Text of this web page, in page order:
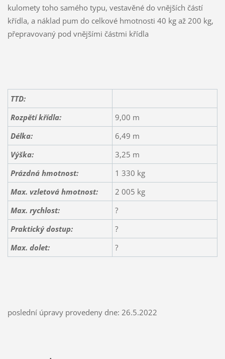
kulomety toho samého typu, vestavěné do vnějších částí
křídla, a náklad pum do celkové hmotnosti 40 kg až 200 kg,
přepravovaný pod vnějšími částmi křídla
TTD:
Rozpětí křídla:
9,00 m
Délka:
6,49 m
Výška:
3,25 m
Prázdná hmotnost:
1 330 kg
Max. vzletová hmotnost:
2 005 kg
Max. rychlost:
?
Praktický dostup:
?
Max. dolet:
?
poslední úpravy provedeny dne: 26.5.2022